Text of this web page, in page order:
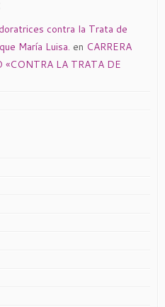
contra la Trata de
María Luisa. en CARRERA
LA TRATA DE